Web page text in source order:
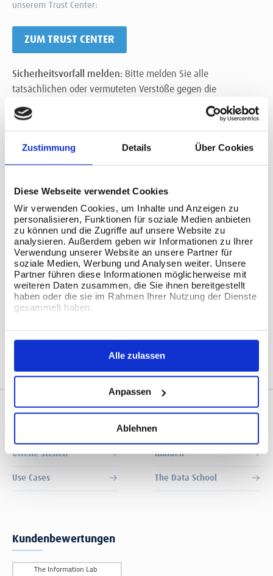
Zustimmung Details Über Cookies
Diese Webseite verwendet Cookies
Wir verwenden Cookies, um Inhalte und Anzeigen zu
personalisieren, Funktionen für soziale Medien anbieten
zu können und die Zugriffe auf unsere Website zu
analysieren. Außerdem geben wir Informationen zu Ihrer
Verwendung unserer Website an unsere Partner für
soziale Medien, Werbung und Analysen weiter. Unsere
Partner führen diese Informationen möglicherweise mit
weiteren Daten zusammen, die Sie ihnen bereitgestellt
haben oder die sie im Rahmen Ihrer Nutzung der Dienste
gesammelt haben.
Alle zulassen
Anpassen
Ablehnen
unserem Trust Center:
ZUM TRUST CENTER
Sicherheitsvorfall melden: Bitte melden Sie alle
tatsächlichen oder vermuteten Verstöße gegen die
Informationssicherheit an
security@theinformationlab.de.
Kontaktieren Sie uns
20355 Hamburg
Kontaktieren Sie uns
T: +49 40 2109 1818-0
E: info@theinformationlab.de
Offene Stellen Kunden
Use Cases The Data School
Kundenbewertungen